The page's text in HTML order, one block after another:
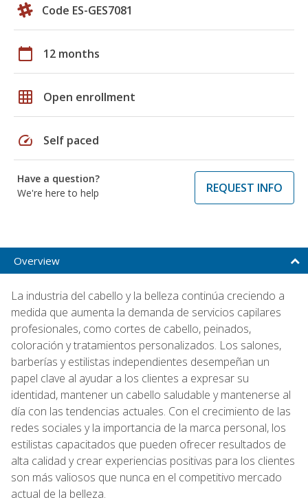
Code ES-GES7081
calendar_today 12 months
grid_on Open enrollment
speed Self paced
Have a question?
We're here to help
REQUEST INFO
Overview
La industria del cabello y la belleza continúa creciendo a
medida que aumenta la demanda de servicios capilares
profesionales, como cortes de cabello, peinados,
coloración y tratamientos personalizados. Los salones,
barberías y estilistas independientes desempeñan un
papel clave al ayudar a los clientes a expresar su
identidad, mantener un cabello saludable y mantenerse al
día con las tendencias actuales. Con el crecimiento de las
redes sociales y la importancia de la marca personal, los
estilistas capacitados que pueden ofrecer resultados de
alta calidad y crear experiencias positivas para los clientes
son más valiosos que nunca en el competitivo mercado
actual de la belleza.